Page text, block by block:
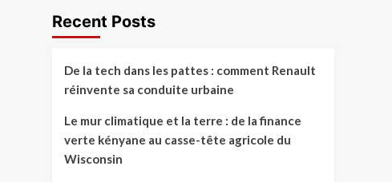
Recent Posts
De la tech dans les pattes : comment Renault
réinvente sa conduite urbaine
Le mur climatique et la terre : de la finance
verte kényane au casse-tête agricole du
Wisconsin